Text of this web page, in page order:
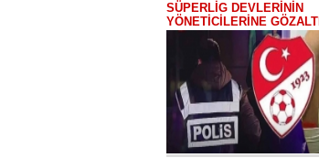
SÜPERLİG DEVLERİNİN
YÖNETİCİLERİNE GÖZALTI